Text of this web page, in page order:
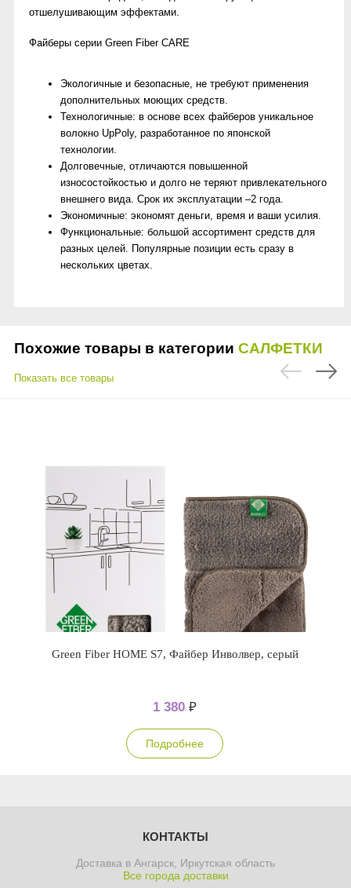
отшелушивающим эффектами.
Файберы серии Green Fiber CARE
Экологичные и безопасные, не требуют применения
дополнительных моющих средств.
Технологичные: в основе всех файберов уникальное
волокно UpPoly, разработанное по японской
технологии.
Долговечные, отличаются повышенной
износостойкостью и долго не теряют привлекательного
внешнего вида. Срок их эксплуатации –2 года.
Экономичные: экономят деньги, время и ваши усилия.
Функциональные: большой ассортимент средств для
разных целей. Популярные позиции есть сразу в
нескольких цветах.
Похожие товары в категории САЛФЕТКИ
Показать все товары
Green Fiber HOME S7, Файбер Инволвер, серый
1 380 ₽
Подробнее
КОНТАКТЫ
Доставка в Ангарск, Иркутская область
Все города доставки